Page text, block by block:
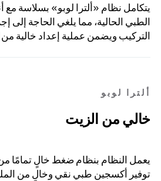
يتكامل نظام «ألترا لوبو» بسلاسة مع
الطبي الحالية، مما يلغي الحاجة إلى
التركيب ويضمن عملية إعداد خالية
ألترا لوبو
خالي من الزيت
يعمل النظام بنظام ضغط خالٍ تمامًا
توفير أكسجين طبي نقي وخالٍ من